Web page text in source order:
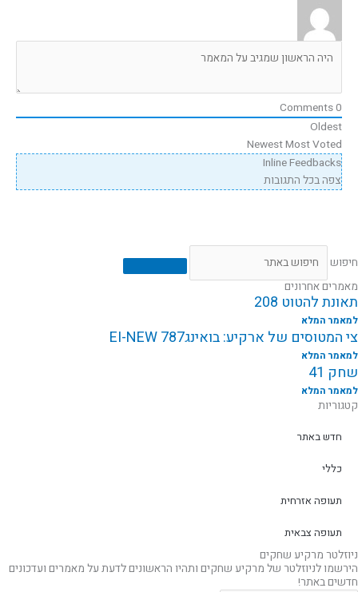
0
Oldest
NewestMost Voted
Inline Feedbacks
צפה בכל התגובות
חיפוש
מאמרים אחרונים
תאונת להטוט 208
למאמר המלא
צי המטוסים של ארקיע: בואינג787 EI-NEW
למאמר המלא
שחק 41
למאמר המלא
קטגוריות
חדש באתר
כללי
תעופה אזרחית
תעופה צבאית
ניוזלטר מרקיע שחקים
הירשמו לניוזלטר של מרקיע שחקים ותהיו הראשונים לדעת על מאמרים ועדכונים
חדשים באתר!